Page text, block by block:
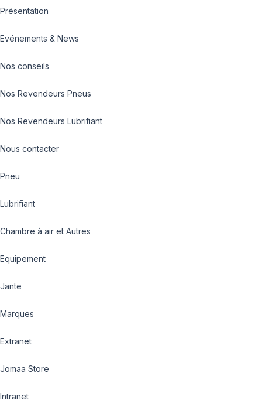
Présentation
Evénements & News
Nos conseils
Nos Revendeurs Pneus
Nos Revendeurs Lubrifiant
Nous contacter
Pneu
Lubrifiant
Chambre à air et Autres
Equipement
Jante
Marques
Extranet
Jomaa Store
Intranet